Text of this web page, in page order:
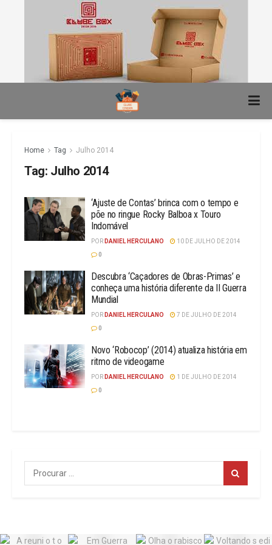
Home Tag Julho 2014
Tag: Julho 2014
‘Ajuste de Contas’ brinca com o tempo e
põe no ringue Rocky Balboa x Touro
Indomável
POR DANIEL HERCULANO
10 DE JULHO DE 2014
0
Descubra ‘Caçadores de Obras-Primas’ e
conheça uma história diferente da II Guerra
Mundial
POR DANIEL HERCULANO
7 DE JULHO DE 2014
0
Novo ‘Robocop’ (2014) atualiza história em
ritmo de videogame
POR DANIEL HERCULANO
1 DE JULHO DE 2014
0